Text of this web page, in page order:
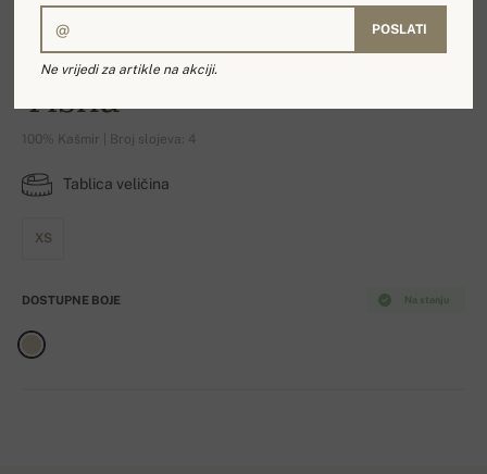
Tisha
100% Kašmir | Broj slojeva: 4
Tablica veličina
XS
Na stanju
DOSTUPNE BOJE
POSLATI
Ne vrijedi za artikle na akciji.